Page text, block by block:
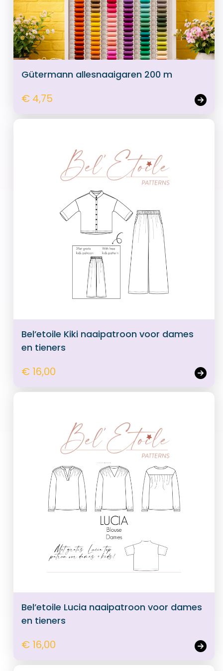
Gütermann allesnaaigaren 200 m
€ 4,75
Bel’etoile Kiki naaipatroon voor dames
en tieners
€ 16,00
Bel’etoile Lucia naaipatroon voor dames
en tieners
€ 16,00